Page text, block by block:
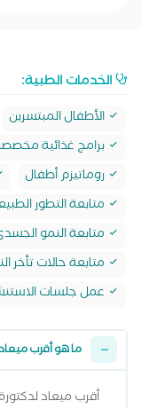
الخدمات الطبية:
الأطفال المبتسرين
برامج غذائية
روماتيزم أطفال
متابعة التطور
متابعة النمو
متابعة حالات تأخر
عمل جلسات
ما هو أقرب